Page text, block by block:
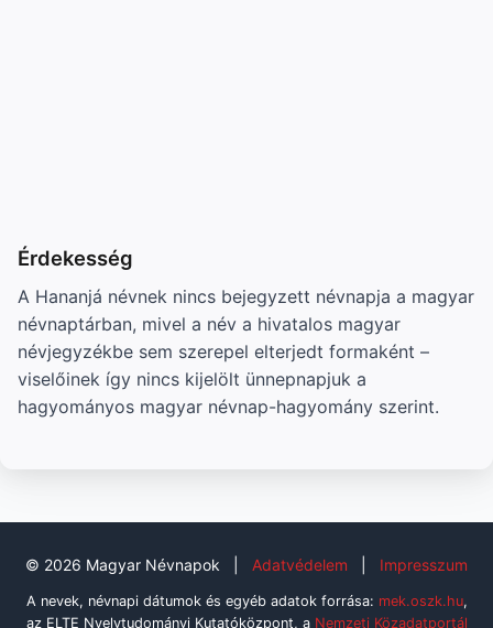
Érdekesség
A Hananjá névnek nincs bejegyzett névnapja a magyar
névnaptárban, mivel a név a hivatalos magyar
névjegyzékbe sem szerepel elterjedt formaként –
viselőinek így nincs kijelölt ünnepnapjuk a
hagyományos magyar névnap-hagyomány szerint.
© 2026 Magyar Névnapok Adatvédelem Impresszum
A nevek, névnapi dátumok és egyéb adatok forrása: mek.oszk.hu,
az ELTE Nyelvtudományi Kutatóközpont, a Nemzeti Közadatportál